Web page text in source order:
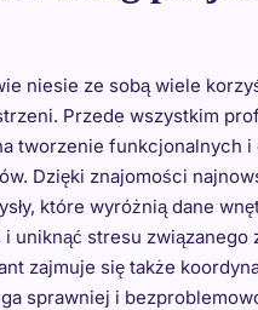
niesie ze sobą wiele
Przede wszystkim
tworzenie funkcjonalnych
Dzięki znajomości
które wyróżnią dane
uniknąć stresu związanego
zajmuje się także
sprawniej i